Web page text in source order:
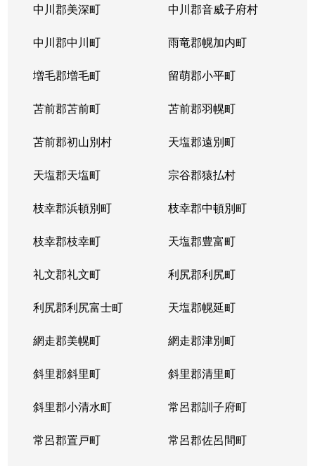
中川郡美深町 中川郡音威子府村
中川郡中川町 雨竜郡幌加内町
増毛郡増毛町 留萌郡小平町
苫前郡苫前町 苫前郡羽幌町
苫前郡初山別村 天塩郡遠別町
天塩郡天塩町 宗谷郡猿払村
枝幸郡浜頓別町 枝幸郡中頓別町
枝幸郡枝幸町 天塩郡豊富町
礼文郡礼文町 利尻郡利尻町
利尻郡利尻富士町 天塩郡幌延町
網走郡美幌町 網走郡津別町
斜里郡斜里町 斜里郡清里町
斜里郡小清水町 常呂郡訓子府町
常呂郡置戸町 常呂郡佐呂間町